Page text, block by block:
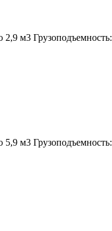
2,9 м3 Грузоподъемность:
5,9 м3 Грузоподъемность: